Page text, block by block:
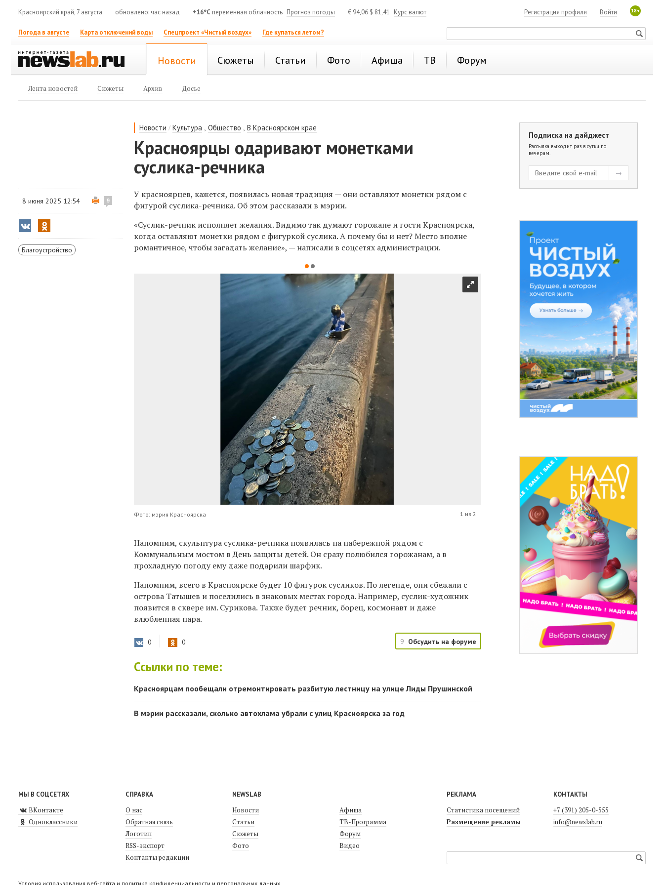
Красноярский край, 7 августа обновлено: час назад +16°C переменная облачность Прогноз погоды € 94,06 $ 81,41 Курс валют 18+
Войти
Регистрация профиля
Погода в августе Карта отключений воды Спецпроект «Чистый воздух» Где купаться летом?
Новости Сюжеты Статьи Фото Афиша ТВ Форум
Лента новостей Сюжеты Архив Досье
Новости /Культура ,Общество ,В Красноярском крае
Красноярцы одаривают монетками
суслика-речника
8 июня 2025 12:54 9
Благоустройство
У красноярцев, кажется, появилась новая традиция — они оставляют монетки рядом с
фигурой суслика-речника. Об этом рассказали в мэрии.
«Суслик-речник исполняет желания. Видимо так думают горожане и гости Красноярска,
когда оставляют монетки рядом с фигуркой суслика. А почему бы и нет? Место вполне
романтичное, чтобы загадать желание», — написали в соцсетях администрации.
Фото: мэрия Красноярска 1 из 2
Напомним, скульптура суслика-речника появилась на набережной рядом с
Коммунальным мостом в День защиты детей. Он сразу полюбился горожанам, а в
прохладную погоду ему даже подарили шарфик.
Напомним, всего в Красноярске будет 10 фигурок сусликов. По легенде, они сбежали с
острова Татышев и поселились в знаковых местах города. Например, суслик-художник
появится в сквере им. Сурикова. Также будет речник, борец, космонавт и даже
влюбленная пара.
0 0 9 Обсудить на форуме
Ссылки по теме:
Красноярцам пообещали отремонтировать разбитую лестницу на улице Лиды Прушинской
В мэрии рассказали, сколько автохлама убрали с улиц Красноярска за год
Подписка на дайджест
Рассылка выходит раз в сутки по
вечерам.
МЫ В СОЦСЕТЯХ
ВКонтакте
Одноклассники
СПРАВКА
О нас
Обратная связь
Логотип
RSS-экспорт
Контакты редакции
NEWSLAB
Новости
Статьи
Сюжеты
Фото
Афиша
ТВ-Программа
Форум
Видео
РЕКЛАМА
Статистика посещений
Размещение рекламы
КОНТАКТЫ
+7 (391) 205-0-555
info@newslab.ru
Условия использования веб-сайта и политика конфиденциальности и персональных данных